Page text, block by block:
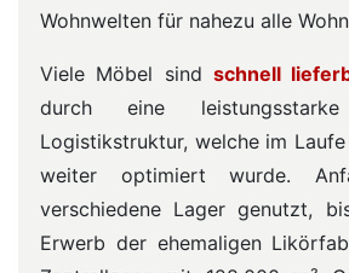
Wohnwelten für nahezu alle
Viele Möbel sind schnell
durch eine
Logistikstruktur, welche im
weiter optimiert wurde.
verschiedene Lager genutzt,
Erwerb der ehemaligen